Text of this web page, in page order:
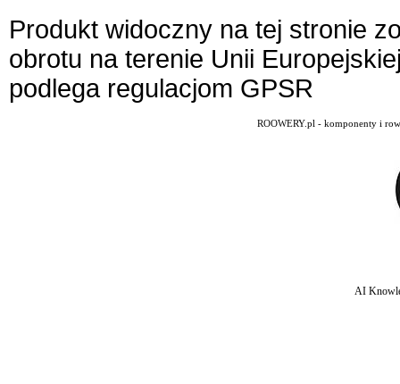
Produkt widoczny na tej stronie
obrotu na terenie Unii
podlega regulacjom GPSR
ROOWERY.pl - komponenty i
AI